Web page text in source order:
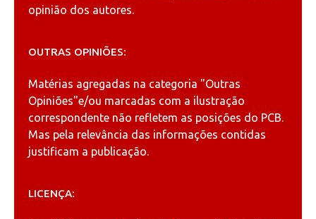
opinião dos autores.
OUTRAS OPINIÕES:
Matérias agregadas na categoria "Outras
Opiniões"e/ou marcadas com a ilustração
correspondente não refletem as posições do PCB.
Mas pela relevância das informações contidas
justificam a publicação.
LICENÇA: